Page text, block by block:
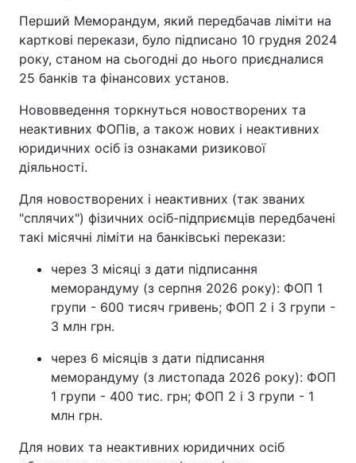
Перший Меморандум, який передбачав ліміти на
карткові перекази, було підписано 10 грудня 2024
року, станом на сьогодні до нього приєдналися
25 банків та фінансових установ.
Нововведення торкнуться новостворених та
неактивних ФОПів, а також нових і неактивних
юридичних осіб із ознаками ризикової
діяльності.
Для новостворених і неактивних (так званих
"сплячих") фізичних осіб-підприємців передбачені
такі місячні ліміти на банківські перекази:
через 3 місяці з дати підписання
меморандуму (з серпня 2026 року): ФОП 1
групи - 600 тисяч гривень; ФОП 2 і 3 групи -
3 млн грн.
через 6 місяців з дати підписання
меморандуму (з листопада 2026 року): ФОП
1 групи - 400 тис. грн; ФОП 2 і 3 групи - 1
млн грн.
Для нових та неактивних юридичних осіб